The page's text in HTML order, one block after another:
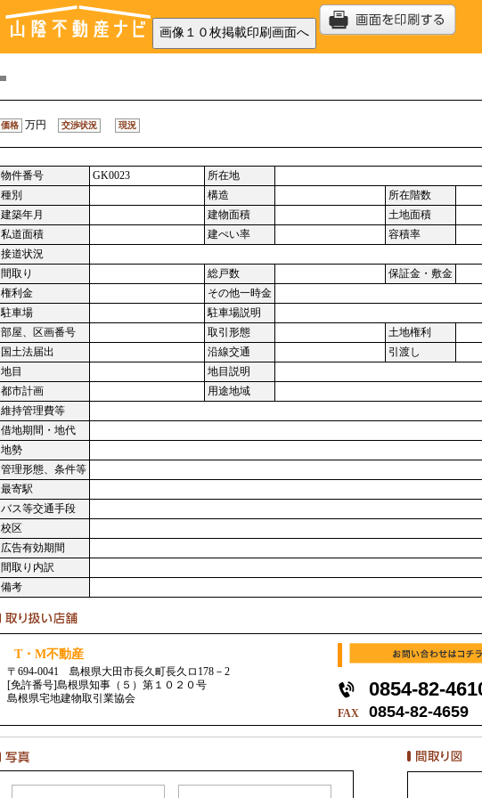
価格 万円 交渉状況 現況
物件番号 GK0023
所在地
種別
構造
所在階数
建築年月
建物面積
土地面積
私道面積
建ぺい率
容積率
接道状況
間取り
総戸数
保証金・敷金
権利金
その他一時金
駐車場
駐車場説明
部屋、区画番号
取引形態
土地権利
国土法届出
沿線交通
引渡し
地目
地目説明
都市計画
用途地域
維持管理費等
借地期間・地代
地勢
管理形態、条件等
最寄駅
バス等交通手段
校区
広告有効期間
間取り内訳
備考
T・M不動産
〒694-0041 島根県大田市長久町長久ロ178－2
[免許番号]島根県知事（５）第１０２０号
島根県宅地建物取引業協会
0854-82-
FAX 0854-82-4659